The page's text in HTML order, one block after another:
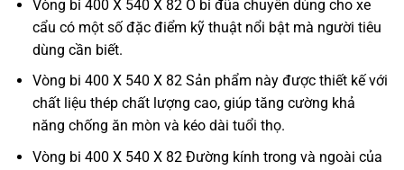
Vòng bi 400 X 540 X 82 Ổ bi đũa chuyên dùng cho xe
cẩu có một số đặc điểm kỹ thuật nổi bật mà người tiêu
dùng cần biết.
Vòng bi 400 X 540 X 82 Sản phẩm này được thiết kế với
chất liệu thép chất lượng cao, giúp tăng cường khả
năng chống ăn mòn và kéo dài tuổi thọ.
Vòng bi 400 X 540 X 82 Đường kính trong và ngoài của